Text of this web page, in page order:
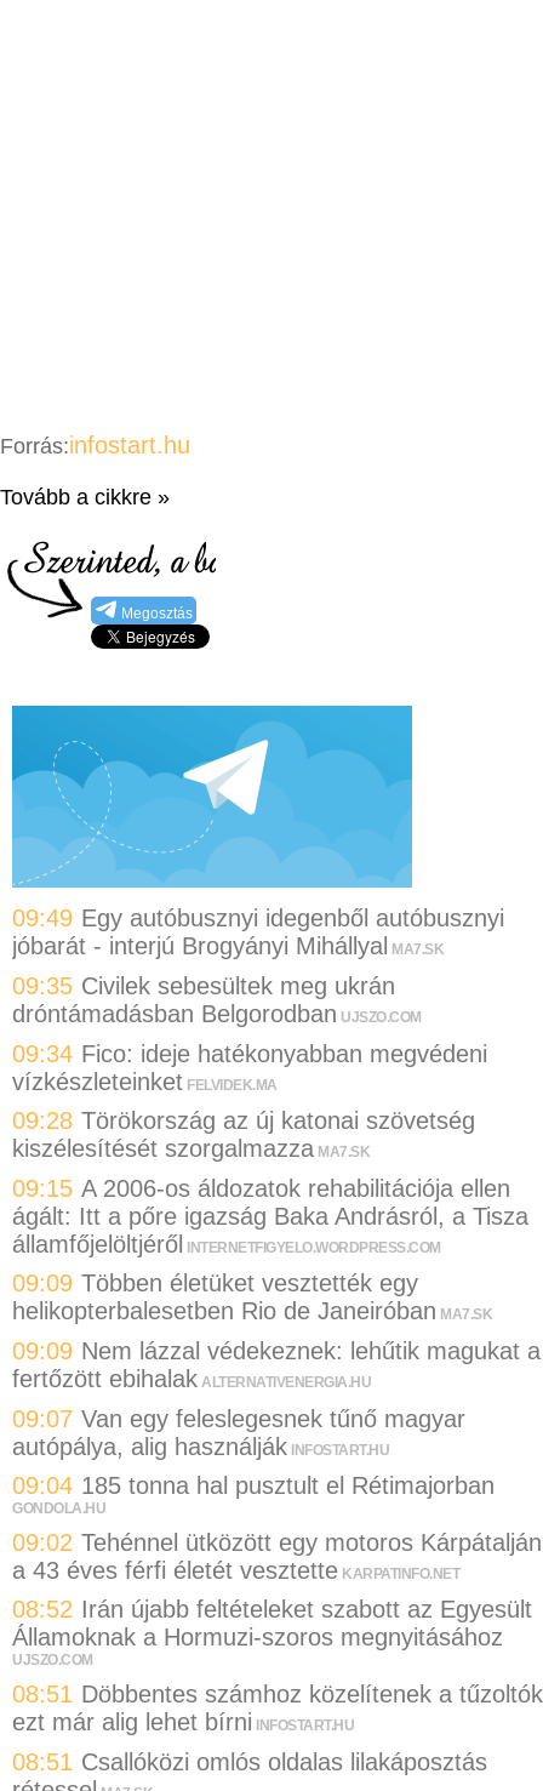
Forrás:infostart.hu
Tovább a cikkre »
Megosztás
09:49 Egy autóbusznyi idegenből autóbusznyi
jóbarát - interjú Brogyányi Mihállyal
MA7.SK
09:35 Civilek sebesültek meg ukrán
dróntámadásban Belgorodban UJSZO.COM
09:34 Fico: ideje hatékonyabban megvédeni
vízkészleteinket FELVIDEK.MA
09:28 Törökország az új katonai szövetség
kiszélesítését szorgalmazza MA7.SK
09:15 A 2006-os áldozatok rehabilitációja ellen
ágált: Itt a pőre igazság Baka Andrásról, a Tisza
államfőjelöltjéről INTERNETFIGYELO.WORDPRESS.COM
09:09 Többen életüket vesztették egy
helikopterbalesetben Rio de Janeiróban MA7.SK
09:09 Nem lázzal védekeznek: lehűtik magukat a
fertőzött ebihalak ALTERNATIVENERGIA.HU
09:07 Van egy feleslegesnek tűnő magyar
autópálya, alig használják INFOSTART.HU
09:04 185 tonna hal pusztult el Rétimajorban
GONDOLA.HU
09:02 Tehénnel ütközött egy motoros
a 43 éves férfi életét vesztette KARPATINFO.NET
08:52 Irán újabb feltételeket szabott az Egyesült
Államoknak a Hormuzi-szoros megnyitásához
UJSZO.COM
08:51 Döbbentes számhoz közelítenek a
ezt már alig lehet bírni
INFOSTART.HU
08:51 Csallóközi omlós oldalas lilakáposztás